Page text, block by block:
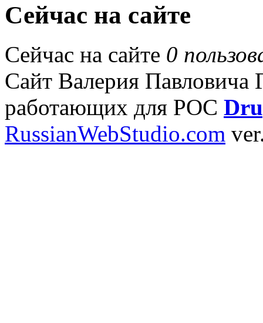
Сейчас на сайте
Сейчас на сайте 0
Сайт Валерия Павловича
работающих для РОС
RussianWebStudio.com